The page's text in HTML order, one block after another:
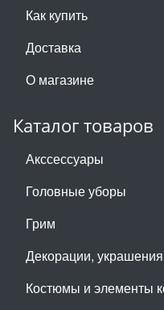
Как купить
Доставка
О магазине
Каталог товаров
Акссессуары
Головные уборы
Грим
Декорации, украшения
Костюмы и элементы